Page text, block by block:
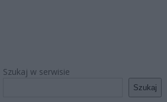
Szukaj w serwisie
Szukaj